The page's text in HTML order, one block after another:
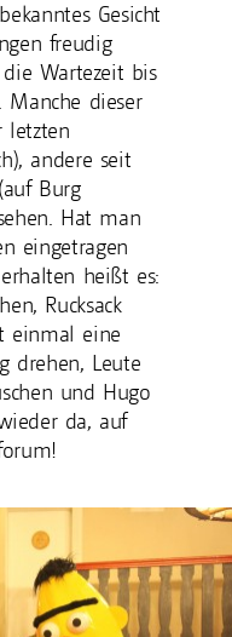
Gesicht
freudig
Wartezeit bis
Manche dieser
letzten
andere seit
Burg
Hat man
eingetragen
heißt es:
Rucksack
einmal eine
drehen, Leute
und Hugo
da, auf